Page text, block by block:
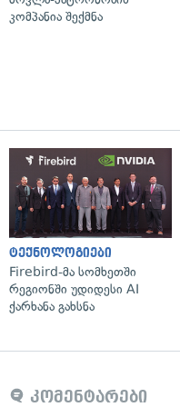
კომპანია შექმნა
ტექნოლოგიები
Firebird-მა სომხეთში
რეგიონში უდიდესი AI
ქარხანა გახსნა
კომენტარები